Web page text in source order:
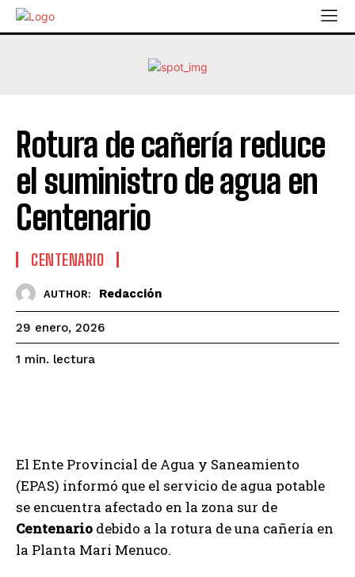
Rotura de cañería reduce
el suministro de agua en
Centenario
CENTENARIO
AUTHOR: Redacción
29 enero, 2026
1 min. lectura
El Ente Provincial de Agua y Saneamiento
(EPAS) informó que el servicio de agua potable
se encuentra afectado en la zona sur de
Centenario debido a la rotura de una cañería en
la Planta Mari Menuco.